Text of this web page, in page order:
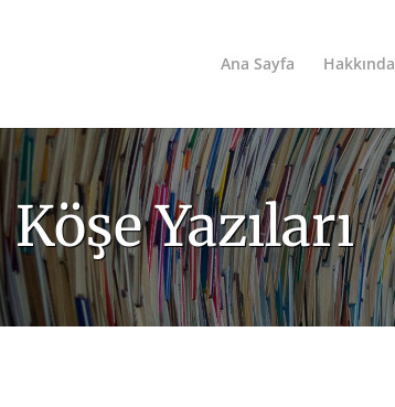
Ana Sayfa Hakkında
Köşe Yazıları